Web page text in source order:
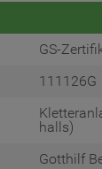
GS-
111126G
halls)
Gotthilf